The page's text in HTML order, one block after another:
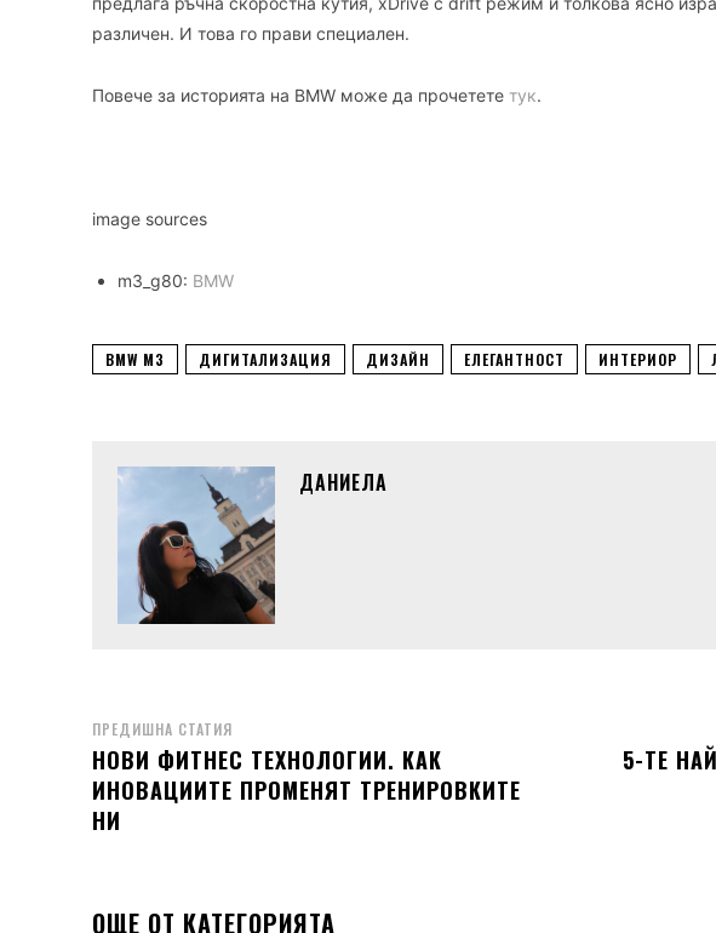
различен. И това го прави специален.
Повече за историята на BMW може да прочетете тук.
image sources
m3_g80: BMW
BMW M3 ДИГИТАЛИЗАЦИЯ ДИЗАЙН ЕЛЕГАНТНОСТ ИНТЕРИОР
ДАНИЕЛА
ПРЕДИШНА СТАТИЯ
НОВИ ФИТНЕС ТЕХНОЛОГИИ. КАК
ИНОВАЦИИТЕ ПРОМЕНЯТ ТРЕНИРОВКИТЕ
НИ
5-ТЕ
ОЩЕ ОТ КАТЕГОРИЯТА